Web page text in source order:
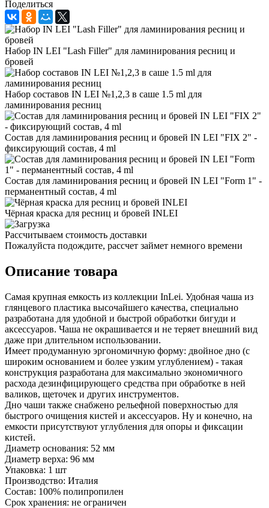
Поделиться
Набор IN LEI "Lash Filler" для ламинирования ресниц и
бровей
Набор составов IN LEI №1,2,3 в саше 1.5 ml для
ламинирования ресниц
Состав для ламинирования ресниц и бровей IN LEI "FIX 2" -
фиксирующий состав, 4 ml
Состав для ламинирования ресниц и бровей IN LEI "Form 1" -
перманентный состав, 4 ml
Чёрная краска для ресниц и бровей INLEI
Рассчитываем стоимость доставки
Пожалуйста подождите, рассчет займет немного времени
Описание товара
Самая крупная емкость из коллекции InLei. Удобная чаша из
глянцевого пластика высочайшего качества, специально
разработана для удобной и быстрой обработки бигуди и
аксессуаров. Чаша не окрашивается и не теряет внешний вид
даже при длительном использовании.
Имеет продуманную эргономичную форму: двойное дно (с
широким основанием и более узким углублением) - такая
конструкция разработана для максимально экономичного
расхода дезинфицирующего средства при обработке в ней
валиков, щеточек и других инструментов.
Дно чаши также снабжено рельефной поверхностью для
быстрого очищения кистей и аксессуаров. Ну и конечно, на
емкости присутствуют углубления для опоры и фиксации
кистей.
Диаметр основания: 52 мм
Диаметр верха: 96 мм
Упаковка: 1 шт
Производство: Италия
Состав: 100% полипропилен
Срок хранения: не ограничен